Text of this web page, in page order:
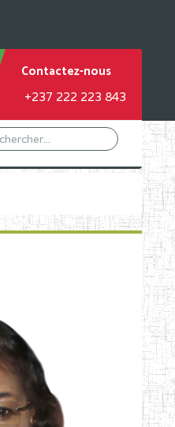
Contactez-nous
+237 222 223 843